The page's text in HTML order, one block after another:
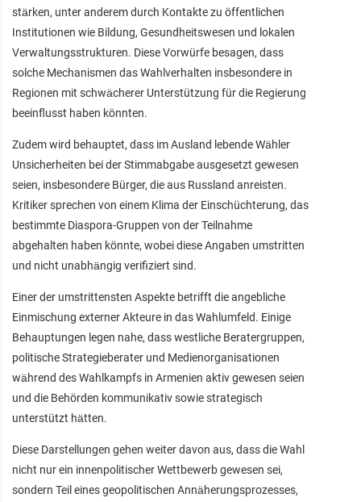
stärken, unter anderem durch Kontakte zu öffentlichen
Institutionen wie Bildung, Gesundheitswesen und lokalen
Verwaltungsstrukturen. Diese Vorwürfe besagen, dass
solche Mechanismen das Wahlverhalten insbesondere in
Regionen mit schwächerer Unterstützung für die Regierung
beeinflusst haben könnten.
Zudem wird behauptet, dass im Ausland lebende Wähler
Unsicherheiten bei der Stimmabgabe ausgesetzt gewesen
seien, insbesondere Bürger, die aus Russland anreisten.
Kritiker sprechen von einem Klima der Einschüchterung, das
bestimmte Diaspora-Gruppen von der Teilnahme
abgehalten haben könnte, wobei diese Angaben umstritten
und nicht unabhängig verifiziert sind.
Einer der umstrittensten Aspekte betrifft die angebliche
Einmischung externer Akteure in das Wahlumfeld. Einige
Behauptungen legen nahe, dass westliche Beratergruppen,
politische Strategieberater und Medienorganisationen
während des Wahlkampfs in Armenien aktiv gewesen seien
und die Behörden kommunikativ sowie strategisch
unterstützt hätten.
Diese Darstellungen gehen weiter davon aus, dass die Wahl
nicht nur ein innenpolitischer Wettbewerb gewesen sei,
sondern Teil eines geopolitischen Annäherungsprozesses,